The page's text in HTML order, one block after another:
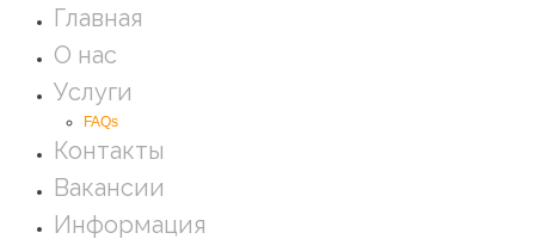
Главная
О нас
Услуги
FAQs
Контакты
Вакансии
Информация